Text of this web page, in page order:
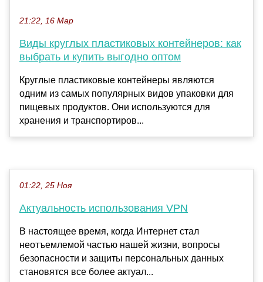
21:22, 16 Мар
Виды круглых пластиковых контейнеров: как
выбрать и купить выгодно оптом
Круглые пластиковые контейнеры являются
одним из самых популярных видов упаковки для
пищевых продуктов. Они используются для
хранения и транспортиров...
01:22, 25 Ноя
Актуальность использования VPN
В настоящее время, когда Интернет стал
неотъемлемой частью нашей жизни, вопросы
безопасности и защиты персональных данных
становятся все более актуал...